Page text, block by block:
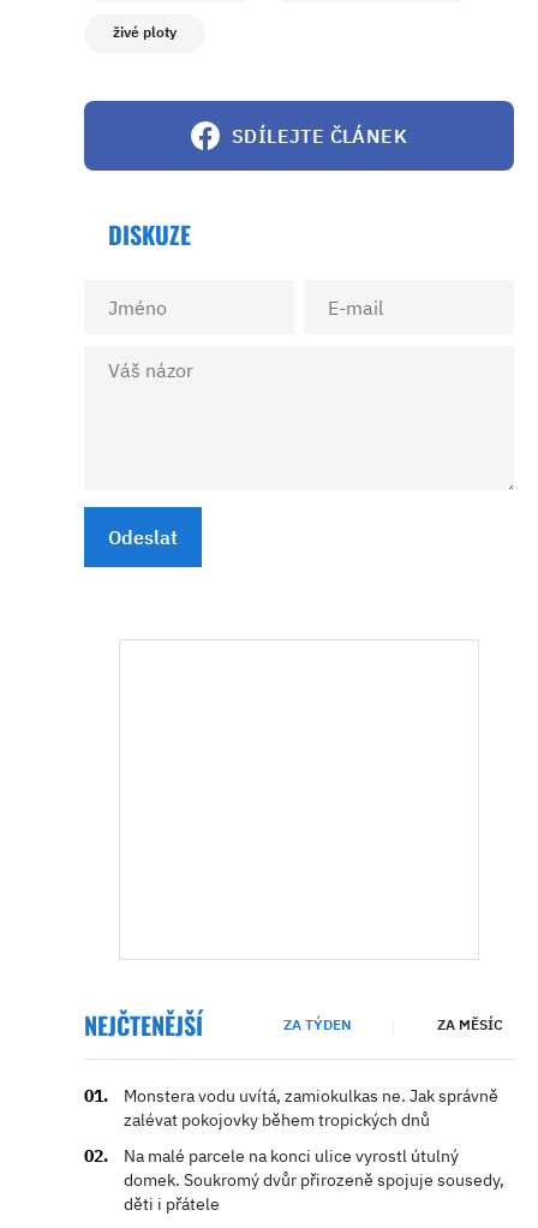
živé ploty
SDÍLEJTE ČLÁNEK
DISKUZE
Odeslat
NEJČTENĚJŠÍ ZA TÝDEN ZA MĚSÍC
Monstera vodu uvítá, zamiokulkas ne. Jak správně
zalévat pokojovky během tropických dnů
Na malé parcele na konci ulice vyrostl útulný
domek. Soukromý dvůr přirozeně spojuje sousedy,
děti i přátele